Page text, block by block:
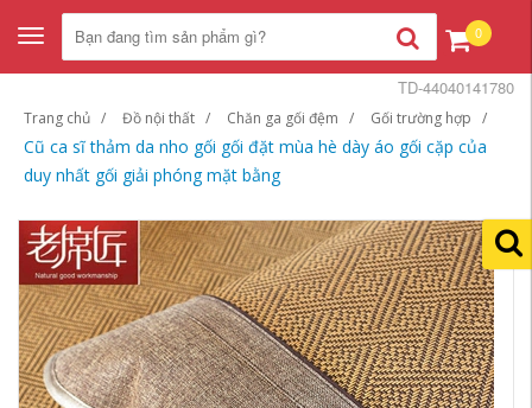
Toggle
navigation
0
Trang chủ Đồ nội thất Chăn ga gối đệm Gối trường hợp
Cũ ca sĩ thảm da nho gối gối đặt mùa hè dày áo gối cặp của
duy nhất gối giải phóng mặt bằng
TD-44040141780